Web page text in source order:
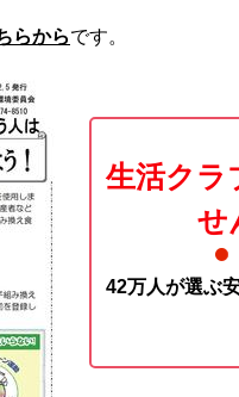
らからです。
生活クラ
せ
42万人が選ぶ